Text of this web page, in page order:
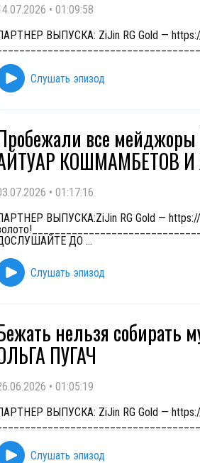
• 01:09:58
ВЫПУСКА: ZiJin RG Gold —
Слушать эпизод
все
КОШМАМБЕТОВ И
• 01:17:16
ВЫПУСКА:ZiJin RG Gold —
ДО ...
Слушать эпизод
нельзя
ПУГАЧ
• 01:05:19
ВЫПУСКА: ZiJin RG Gold —
Слушать эпизод